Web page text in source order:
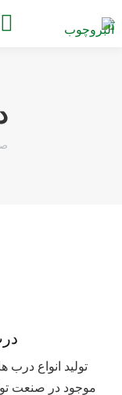
تولید انواع درب
موجود در صنعت